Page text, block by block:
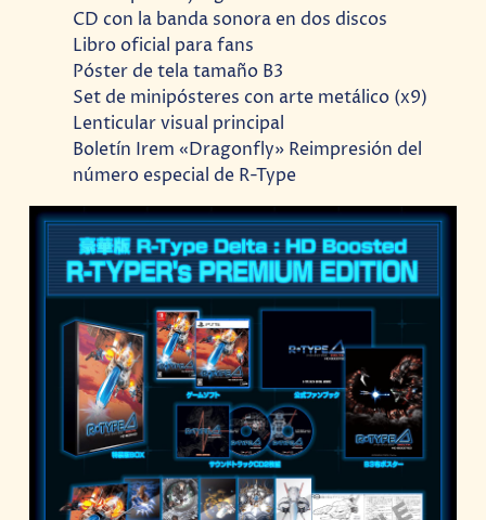
CD con la banda sonora en dos discos
Libro oficial para fans
Póster de tela tamaño B3
Set de minipósteres con arte metálico (x9)
Lenticular visual principal
Boletín Irem «Dragonfly» Reimpresión del
número especial de R-Type